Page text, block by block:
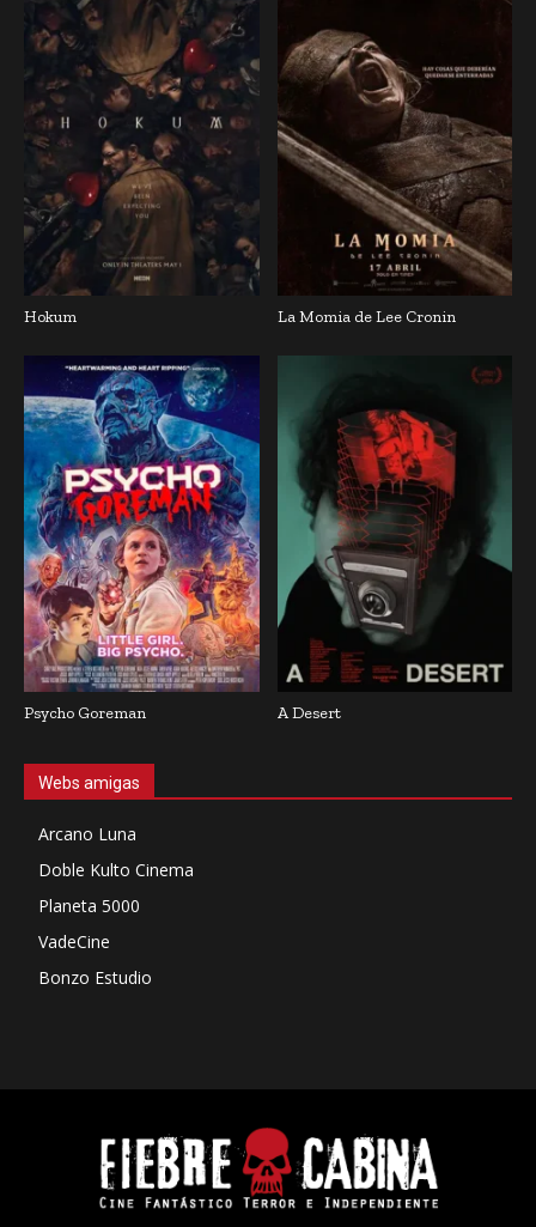
Hokum La Momia de Lee Cronin
Psycho Goreman A Desert
Webs amigas
Arcano Luna
Doble Kulto Cinema
Planeta 5000
VadeCine
Bonzo Estudio